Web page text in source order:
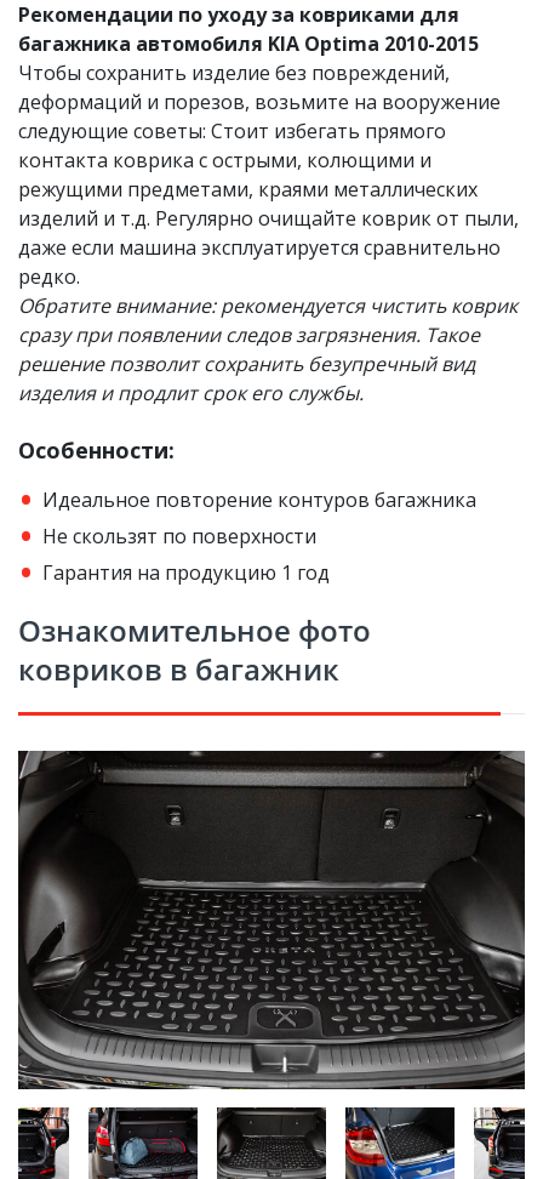
Рекомендации по уходу за ковриками для
багажника автомобиля KIA Optima 2010-2015
Чтобы сохранить изделие без повреждений,
деформаций и порезов, возьмите на вооружение
следующие советы: Стоит избегать прямого
контакта коврика с острыми, колющими и
режущими предметами, краями металлических
изделий и т.д. Регулярно очищайте коврик от пыли,
даже если машина эксплуатируется сравнительно
редко.
Обратите внимание: рекомендуется чистить коврик
сразу при появлении следов загрязнения. Такое
решение позволит сохранить безупречный вид
изделия и продлит срок его службы.
Особенности:
Идеальное повторение контуров багажника
Не скользят по поверхности
Гарантия на продукцию 1 год
Ознакомительное фото
ковриков в багажник